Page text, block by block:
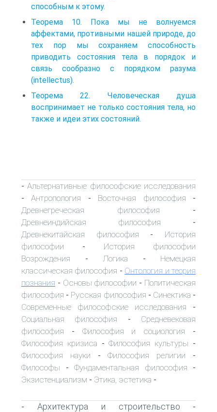
способным к этому.
Теорема 10. Пока мы не волнуемся
аффектами, противными нашей природе, до
тех пор мы сохраняем способность
приводить состояния тела в порядок и
связь сообразно с порядком разума
(intellectus).
Теорема 22. Человеческая душа
воспринимает не только состояния тела, но
также и идеи этих состояний.
-Альтернативные философские исследования
-Антропология - Восточная философия -
Древнегреческая философия -
Древнеиндийская философия -
Древнекитайская философия - История
философии - История философии
Возрождения - Логика - Немецкая
классическая философия - Онтология и теория
познания - Основы философии - Политическая
философия - Русская философия - Синектика -
Современные философские исследования -
Социальная философия - Средневековая
философия - Философия и социология -
Философия кризиса -Философия культуры -
Философия науки -Философия религии -
Философы - Фундаментальная философия -
Экзистенциализм - Этика, эстетика -
- Архитектура и строительство -